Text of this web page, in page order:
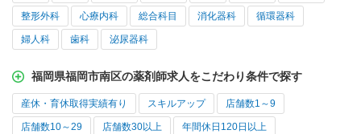
整形外科 心療内科 総合科目 消化器科 循環器科
婦人科 歯科 泌尿器科
福岡県福岡市南区の薬剤師求人をこだわり条件で探す
産休・育休取得実績有り スキルアップ 店舗数1～9
店舗数10～29 店舗数30以上 年間休日120日以上